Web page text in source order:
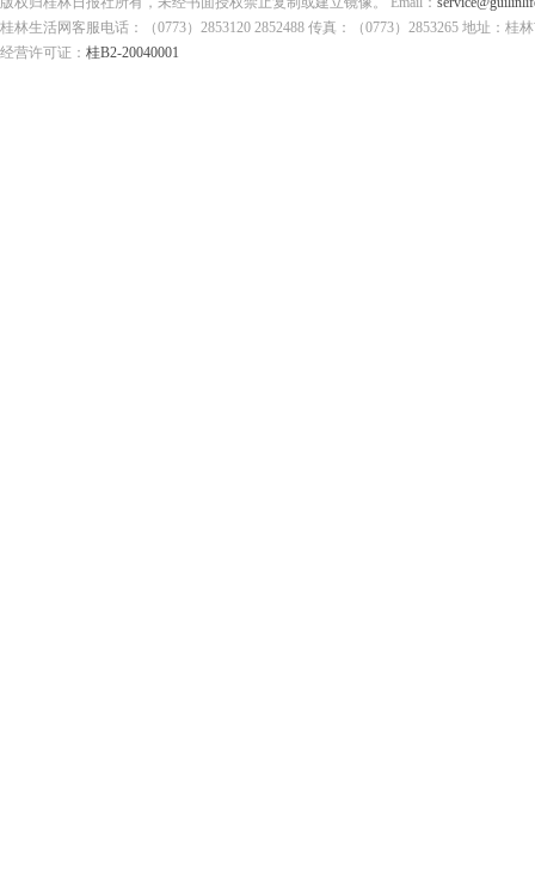
桂林生活网客服电话：（0773）2853120 2852488 传真：（0773）2853265 地址：
经营许可证： 桂B2-20040001